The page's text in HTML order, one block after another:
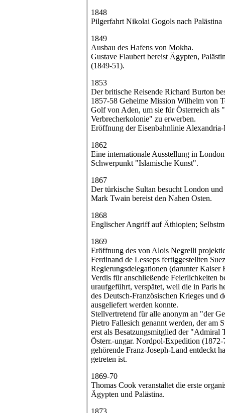
1848
Pilgerfahrt Nikolai Gogols nach Palästina
1849
Ausbau des Hafens von Mokha.
Gustave Flaubert bereist Ägypten,
(1849-51).
1853
Der britische Reisende Richard Burton
1857-58 Geheime Mission Wilhelm von
Golf von Aden, um sie für Österreich als
Verbrecherkolonie" zu erwerben.
Eröffnung der Eisenbahnlinie
1862
Eine internationale Ausstellung in
Schwerpunkt "Islamische Kunst".
1867
Der türkische Sultan besucht London und
Mark Twain bereist den Nahen Osten.
1868
Englischer Angriff auf Äthiopien;
1869
Eröffnung des von Alois Negrelli
Ferdinand de Lesseps fertiggestellten
Regierungsdelegationen (darunter Kaiser
Verdis für anschließende Feierlichkeiten
uraufgeführt, verspätet, weil die in Paris
des Deutsch-Französischen Krieges und
ausgeliefert werden konnte.
Stellvertretend für alle anonym an "der
Pietro Fallesich genannt werden, der am
erst als Besatzungsmitglied der "Admiral
Österr.-ungar. Nordpol-Expedition
gehörende Franz-Joseph-Land entdeckt
getreten ist.
1869-70
Thomas Cook veranstaltet die erste
Ägypten und Palästina.
1873